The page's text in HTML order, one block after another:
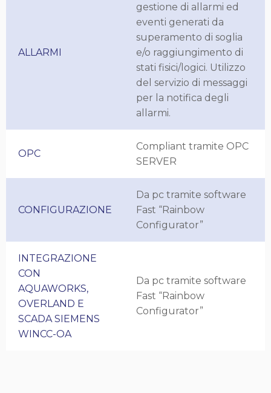
ALLARMI
gestione di allarmi ed
eventi generati da
superamento di soglia
e/o raggiungimento di
stati fisici/logici. Utilizzo
del servizio di messaggi
per la notifica degli
allarmi.
OPC
Compliant tramite OPC
SERVER
CONFIGURAZIONE
Da pc tramite software
Fast “Rainbow
Configurator”
INTEGRAZIONE
CON
AQUAWORKS,
OVERLAND E
SCADA SIEMENS
WINCC-OA
Da pc tramite software
Fast “Rainbow
Configurator”